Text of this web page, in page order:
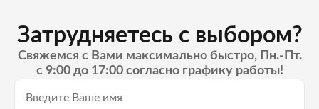
Затрудняетесь с выбором?
Свяжемся с Вами максимально быстро, Пн.-Пт.
с 9:00 до 17:00 согласно графику работы!